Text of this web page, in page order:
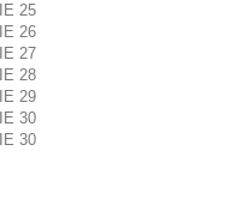
25
26
27
28
29
30
30